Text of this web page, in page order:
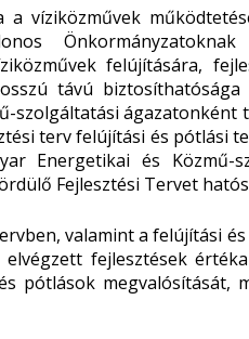
a víziközművek
felújítására,
távú
szolgáltatási ágazatonként
terv felújítási és pótlási
Energetikai és Közmű-
Fejlesztési Tervet
valamint a felújítási
fejlesztések
pótlások megvalósítását,